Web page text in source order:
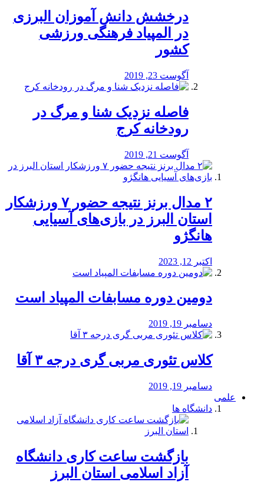
درخشش دانش آموزان البرزی
در المپیاد فرهنگی ورزشی
کشور
آگوست 23, 2019
️فاصله نزدیک شنا و مرگ در
رودخانه کرج
آگوست 21, 2019
۲ مدال برنز نتیجه حضور ۷ ورزشکار
استان البرز در بازی‌های آسیایی
هانگژو
اکتبر 12, 2023
دومین دوره مسابفات المپیاد است
دسامبر 19, 2019
کلاس تئوری مربی گری درجه ۳ آقا
دسامبر 19, 2019
علمی
دانشگاه ها
بازگشت ساعت کاری دانشگاه
آزاد اسلامی استان البرز